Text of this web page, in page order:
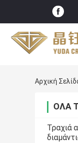
Αρχική
ΌΛΑ
Τραχιά